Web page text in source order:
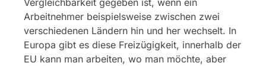
Arbeitnehmer beispielsweise zwischen zwei
verschiedenen Ländern hin und her wechselt. In
Europa gibt es diese Freizügigkeit, innerhalb der
EU kann man arbeiten, wo man möchte, aber